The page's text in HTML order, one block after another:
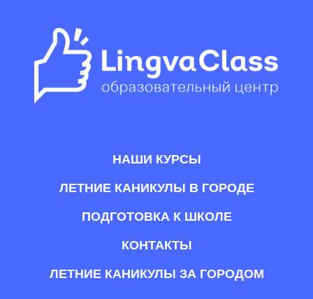
НАШИ КУРСЫ
ЛЕТНИЕ КАНИКУЛЫ В ГОРОДЕ
ПОДГОТОВКА К ШКОЛЕ
КОНТАКТЫ
ЛЕТНИЕ КАНИКУЛЫ ЗА ГОРОДОМ